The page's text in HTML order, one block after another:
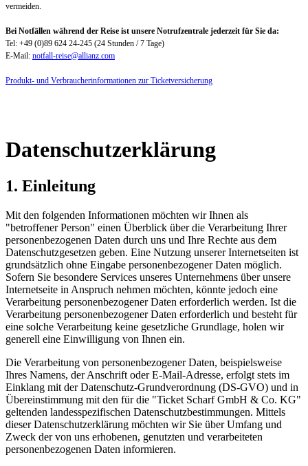
vermeiden.
Bei Notfällen während der Reise ist unsere Notrufzentrale jederzeit für Sie da:
Tel: +49 (0)89 624 24-245 (24 Stunden / 7 Tage)
E-Mail: notfall-reise@allianz.com
Produkt- und Verbraucherinformationen zur Ticketversicherung
Datenschutzerklärung
1. Einleitung
Mit den folgenden Informationen möchten wir Ihnen als
"betroffener Person" einen Überblick über die Verarbeitung Ihrer
personenbezogenen Daten durch uns und Ihre Rechte aus dem
Datenschutzgesetzen geben. Eine Nutzung unserer Internetseiten ist
grundsätzlich ohne Eingabe personenbezogener Daten möglich.
Sofern Sie besondere Services unseres Unternehmens über unsere
Internetseite in Anspruch nehmen möchten, könnte jedoch eine
Verarbeitung personenbezogener Daten erforderlich werden. Ist die
Verarbeitung personenbezogener Daten erforderlich und besteht für
eine solche Verarbeitung keine gesetzliche Grundlage, holen wir
generell eine Einwilligung von Ihnen ein.
Die Verarbeitung von personenbezogener Daten, beispielsweise
Ihres Namens, der Anschrift oder E-Mail-Adresse, erfolgt stets im
Einklang mit der Datenschutz-Grundverordnung (DS-GVO) und in
Übereinstimmung mit den für die "Ticket Scharf GmbH & Co. KG"
geltenden landesspezifischen Datenschutzbestimmungen. Mittels
dieser Datenschutzerklärung möchten wir Sie über Umfang und
Zweck der von uns erhobenen, genutzten und verarbeiteten
personenbezogenen Daten informieren.